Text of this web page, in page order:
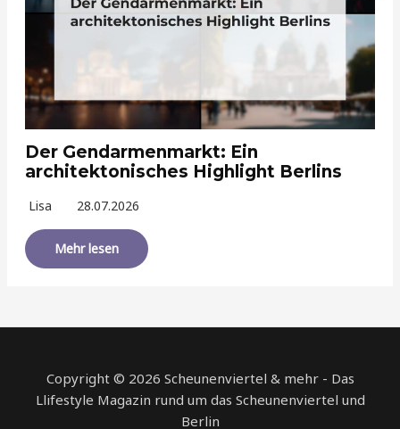
Der Gendarmenmarkt: Ein
architektonisches Highlight Berlins
Lisa 28.07.2026
Mehr lesen
Copyright © 2026 Scheunenviertel & mehr - Das
Llifestyle Magazin rund um das Scheunenviertel und
Berlin